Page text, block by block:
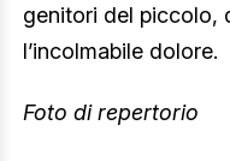
genitori del piccolo,
l’incolmabile dolore.
Foto di repertorio